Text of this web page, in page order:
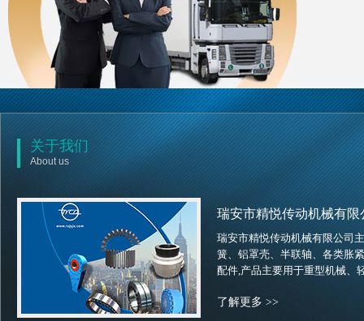
关于我们
About us
瑞安市精悦传动机械有限
瑞安市精悦传动机械有限公司
簧、铝罩壳、半联轴、各类胀
配件,产品主要用于重型机械、
了解更多 >>